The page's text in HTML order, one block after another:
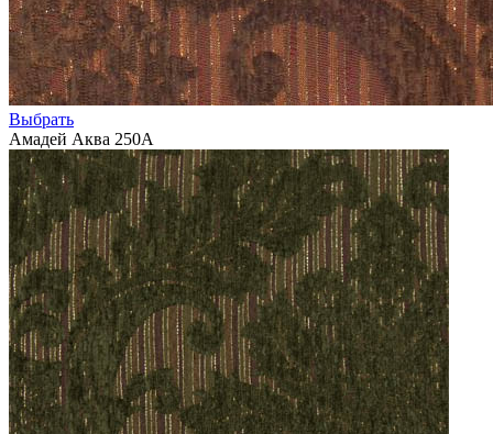
Выбрать
Амадей Аква 250А